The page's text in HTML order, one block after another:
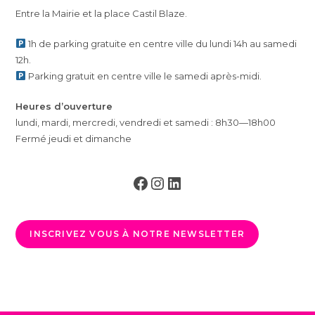
n
t
Entre la Mairie et la place Castil Blaze.
1h de parking gratuite en centre ville du lundi 14h au samedi
12h.
Parking gratuit en centre ville le samedi après-midi.
Heures d’ouverture
lundi, mardi, mercredi, vendredi et samedi : 8h30—18h00
Fermé jeudi et dimanche
Facebook
Instagram
LinkedIn
INSCRIVEZ VOUS À NOTRE NEWSLETTER